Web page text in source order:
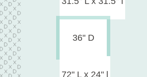
36" D
72" L x 24" l